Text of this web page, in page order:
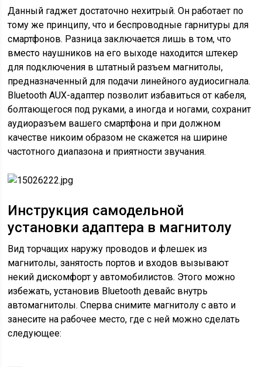
Данный гаджет достаточно нехитрый. Он работает по
тому же принципу, что и беспроводные гарнитуры для
смартфонов. Разница заключается лишь в том, что
вместо наушников на его выходе находится штекер
для подключения в штатный разъем магнитолы,
предназначенный для подачи линейного аудиосигнала.
Bluetooth AUX-адаптер позволит избавиться от кабеля,
болтающегося под руками, а иногда и ногами, сохранит
аудиоразъем вашего смартфона и при должном
качестве никоим образом не скажется на ширине
частотного диапазона и приятности звучания.
Инструкция самодельной
установки адаптера в магнитолу
Вид торчащих наружу проводов и флешек из
магнитолы, занятость портов и входов вызывают
некий дискомфорт у автомобилистов. Этого можно
избежать, установив Bluetooth девайс внутрь
автомагнитолы. Сперва снимите магнитолу с авто и
занесите на рабочее место, где с ней можно сделать
следующее: